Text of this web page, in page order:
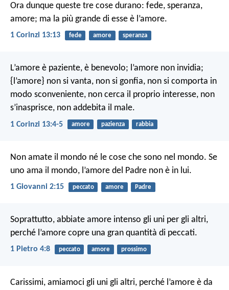
Ora dunque queste tre cose durano: fede, speranza,
amore; ma la più grande di esse è l’amore.
1 Corinzi 13:13 fede amore speranza
L’amore è paziente, è benevolo; l’amore non invidia;
{l’amore} non si vanta, non si gonfia, non si comporta in
modo sconveniente, non cerca il proprio interesse, non
s’inasprisce, non addebita il male.
1 Corinzi 13:4-5 amore pazienza rabbia
Non amate il mondo né le cose che sono nel mondo. Se
uno ama il mondo, l’amore del Padre non è in lui.
1 Giovanni 2:15 peccato amore Padre
Soprattutto, abbiate amore intenso gli uni per gli altri,
perché l’amore copre una gran quantità di peccati.
1 Pietro 4:8 peccato amore prossimo
Carissimi, amiamoci gli uni gli altri, perché l’amore è da